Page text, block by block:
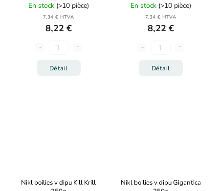
En stock (>10 pièce)
7,34 € HTVA
8,22 €
Détail
En stock (>10 pièce)
7,34 € HTVA
8,22 €
Détail
Nikl boilies v dipu Kill Krill
Nikl boilies v dipu Gigantica